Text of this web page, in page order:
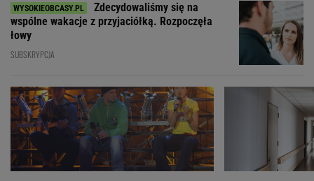
Zdecydowaliśmy się na
wspólne wakacje z przyjaciółką. Rozpoczęła
łowy
SUBSKRYPCJA